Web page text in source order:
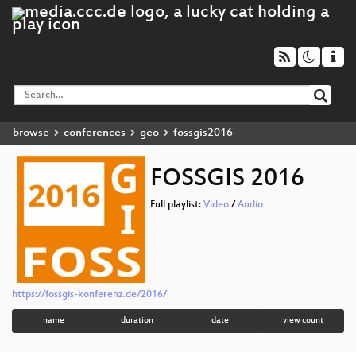
browse conferences geo fossgis2016
FOSSGIS 2016
Full playlist: Video / Audio
https://fossgis-konferenz.de/2016/
name duration date view count